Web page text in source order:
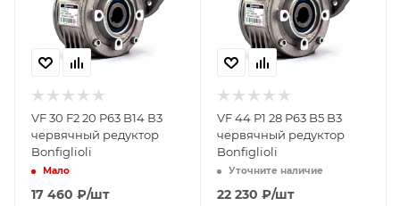
VF 30 F2 20 P63 B14 В3
червячный редуктор
Bonfiglioli
Мало
17 460 ₽/шт
VF 44 P1 28 P63 B5 B3
червячный редуктор
Bonfiglioli
Уточните наличие
22 230 ₽/шт